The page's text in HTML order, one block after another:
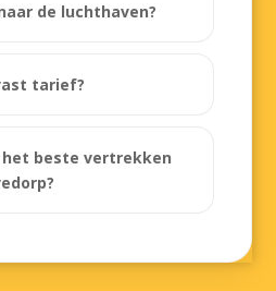
de luchthaven?
tarief?
beste vertrekken